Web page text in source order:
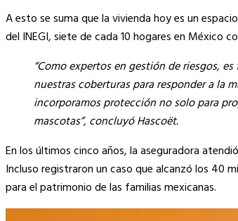
A esto se suma que la vivienda hoy es un
del INEGI, siete de cada 10 hogares en México
“Como expertos en gestión de riesgos,
nuestras coberturas para responder a la
incorporamos protección no solo para
mascotas”, concluyó Hascoët.
En los últimos cinco años, la aseguradora
Incluso registraron un caso que alcanzó los 40
para el patrimonio de las familias mexicanas.